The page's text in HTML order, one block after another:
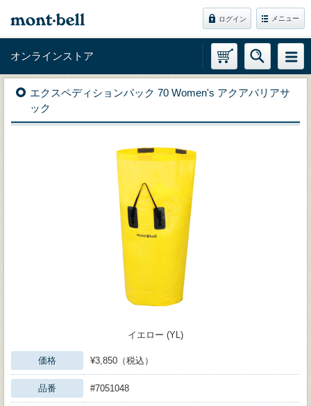
ログイン メニュー
オンラインストア
エクスペディションパック 70 Women's アクアバリアサ
ック
イエロー (YL)
価格 ¥3,850（税込）
品番 #7051048